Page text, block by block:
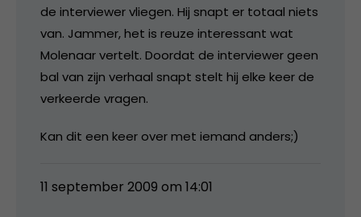
de interviewer vliegen. Hij snapt er totaal niets
van. Jammer, het is reuze interessant wat
Molenaar vertelt. Doordat de interviewer geen
bal van zijn verhaal snapt stelt hij elke keer de
verkeerde vragen.
Kan dit een keer over met iemand anders;)
11 september 2009 om 14:01